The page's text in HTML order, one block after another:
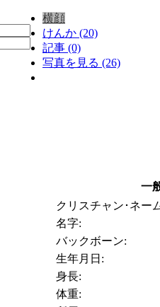
横顔
けんか (20)
記事 (0)
写真を見る (26)
一
クリスチャン･ネー
名字:
バックボーン:
生年月日:
身長:
体重: